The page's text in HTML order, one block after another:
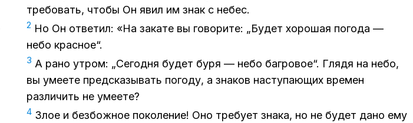
тре­бо­вать, что­бы Он явил им знак с небес.
2 Но Он от­ве­тил: «На за­ка­те вы го­во­ри­те: „Бу­дет хо­ро­шая по­го­да —
небо крас­ное“.
3 А рано утром: „Се­год­ня бу­дет буря — небо баг­ро­вое“. Гля­дя на небо,
вы уме­е­те пред­ска­зы­вать по­го­ду, а зна­ков на­сту­па­ю­щих вре­мен
раз­ли­чить не уме­е­те?
4 Злое и без­бож­ное по­ко­ле­ние! Оно тре­бу­ет зна­ка, но не бу­дет дано ему